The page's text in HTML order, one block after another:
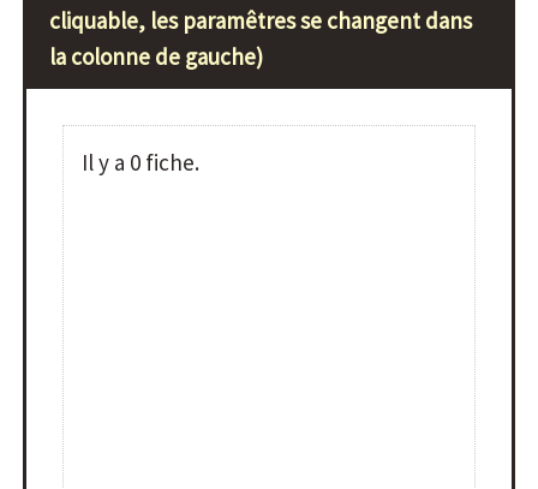
cliquable, les paramêtres se changent dans
la colonne de gauche)